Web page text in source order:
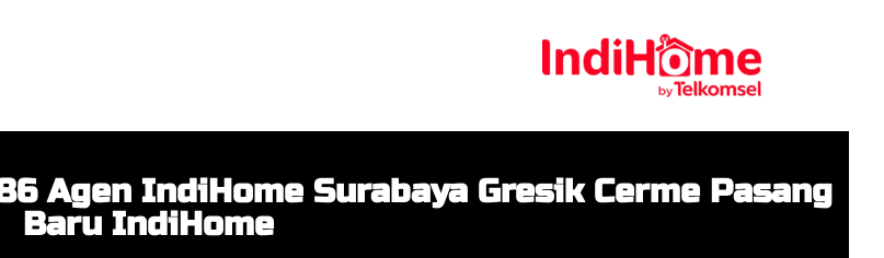
Agen IndiHome Surabaya Gresik Cerme Pasang
Baru IndiHome